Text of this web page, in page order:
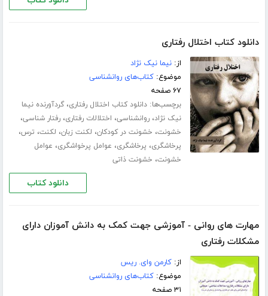
دانلود کتاب اختلال رفتاری
از:نیما نیک نژاد
موضوع:کتاب‌های روانشناسی
۶۷ صفحه
برچسب‌ها:دانلود کتاب اختلال رفتاری،گردآورنده نیما
نیک نژاد،روانشناسی، اختلالات رفتاری،رفتار شناسی،
خشونت، خشونت در کودکان، لکنت زبان، لکنت، ترس،
پرخاشگری، پرخاشگری، عوامل پرخواشگری، عوامل
خشونت، خشونت ذاتی
دانلود کتاب
مهارت های روانی - آموزشی جهت کمک به دانش آموزان دارای
مشکلات رفتاری
از:کارمن وای. ریس
موضوع:کتاب‌های روانشناسی
۳۱ صفحه